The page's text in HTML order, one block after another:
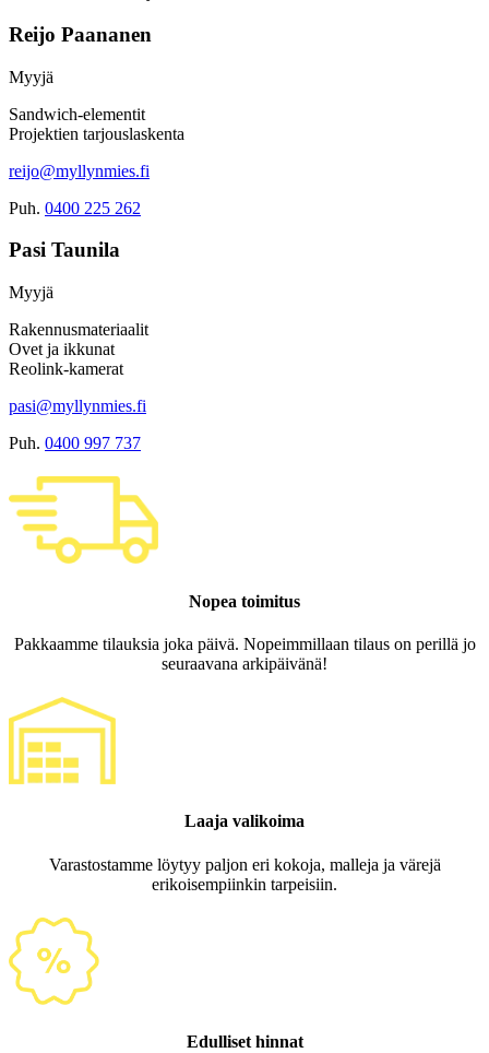
Reijo Paananen
Myyjä
Sandwich-elementit
Projektien tarjouslaskenta
reijo@myllynmies.fi
Puh. 0400 225 262
Pasi Taunila
Myyjä
Rakennusmateriaalit
Ovet ja ikkunat
Reolink-kamerat
pasi@myllynmies.fi
Puh. 0400 997 737
Nopea toimitus
Pakkaamme tilauksia joka päivä. Nopeimmillaan tilaus on perillä jo
seuraavana arkipäivänä!
Laaja valikoima
Varastostamme löytyy paljon eri kokoja, malleja ja värejä
erikoisempiinkin tarpeisiin.
Edulliset hinnat